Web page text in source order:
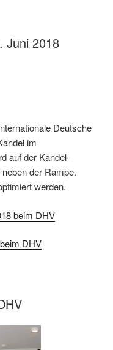
Juni 2018
Deutsche
im
auf der Kandel-
der Rampe.
werden.
beim DHV
DHV